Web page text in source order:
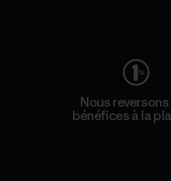
Nous
bénéfices à la